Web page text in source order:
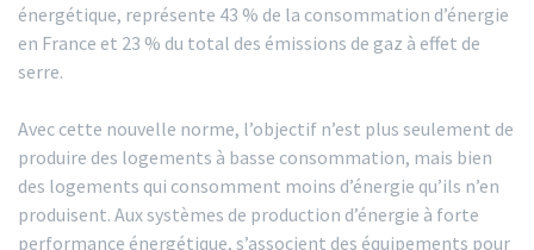
énergétique, représente 43 % de la consommation d’énergie
en France et 23 % du total des émissions de gaz à effet de
serre.
Avec cette nouvelle norme, l’objectif n’est plus seulement de
produire des logements à basse consommation, mais bien
des logements qui consomment moins d’énergie qu’ils n’en
produisent. Aux systèmes de production d’énergie à forte
performance énergétique, s’associent des équipements pour